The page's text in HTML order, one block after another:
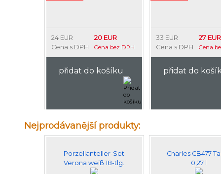
24 EUR
Cena s DPH
20 EUR
Cena bez DPH
přidat do košíku
33 EUR
Cena s DPH
27 EUR
Cena
přidat do
Nejprodávanější produkty:
Porzellanteller-Set
Verona weiß 18-tlg.
Charles CB477
0,27 l